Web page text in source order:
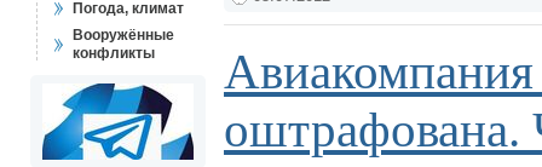
Погода, климат
Вооружённые
конфликты
оштрафована.